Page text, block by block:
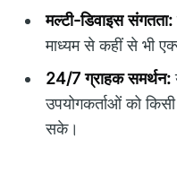
मल्टी-डिवाइस संगतता:
माध्यम से कहीं से भी
24/7 ग्राहक समर्थन:
उपयोगकर्ताओं को
सके।